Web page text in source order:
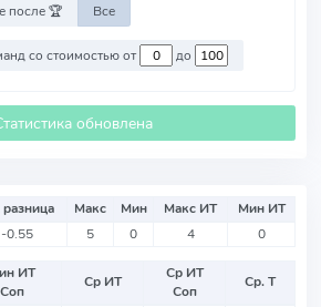
после 🏆 Все
Против команд со стоимостью от до
обновлена
Макс Мин Макс ИТ
Мин ИТ
-0.55 5 0 4 0
ИТ
Соп
Ср ИТ
Ср ИТ
Соп
Ср. Т